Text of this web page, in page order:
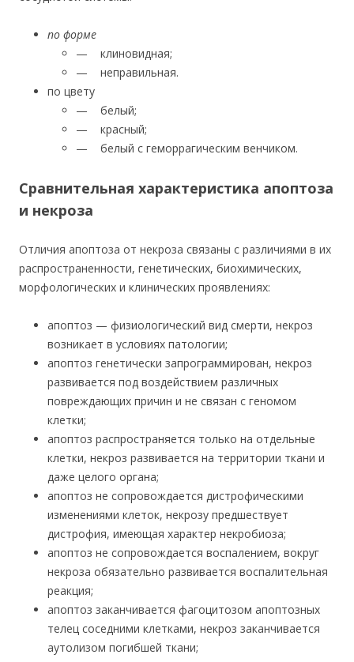
по форме
— клиновидная;
— неправильная.
по цвету
— белый;
— красный;
— белый с геморрагическим венчиком.
Сравнительная характеристика апоптоза
и некроза
Отличия апоптоза от некроза связаны с различиями в их
распространенности, генетических, биохимических,
морфологических и клинических проявлениях:
апоптоз — физиологический вид смерти, некроз
возникает в условиях патологии;
апоптоз генетически запрограммирован, некроз
развивается под воздействием различных
повреждающих причин и не связан с геномом
клетки;
апоптоз распространяется только на отдельные
клетки, некроз развивается на территории ткани и
даже целого органа;
апоптоз не сопровождается дистрофическими
изменениями клеток, некрозу предшествует
дистрофия, имеющая характер некробиоза;
апоптоз не сопровождается воспалением, вокруг
некроза обязательно развивается воспалительная
реакция;
апоптоз заканчивается фагоцитозом апоптозных
телец соседними клетками, некроз заканчивается
аутолизом погибшей ткани;